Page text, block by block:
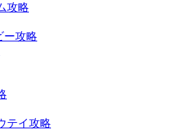
攻略
ー攻略
テイ攻略